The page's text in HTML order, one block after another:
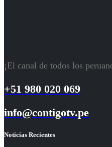
¡El canal de todos los
+51 980 020 069
info@contigotv.pe
Noticias Recientes